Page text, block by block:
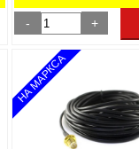
- +
НА МАРКСА